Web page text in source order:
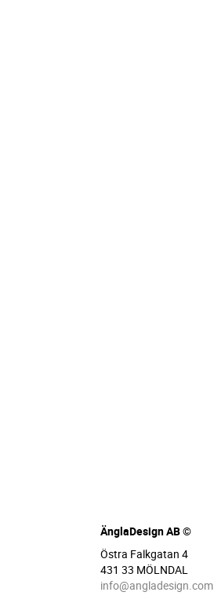
ÄnglaDesign AB ©
Östra Falkgatan 4
431 33 MÖLNDAL
info@angladesign.com